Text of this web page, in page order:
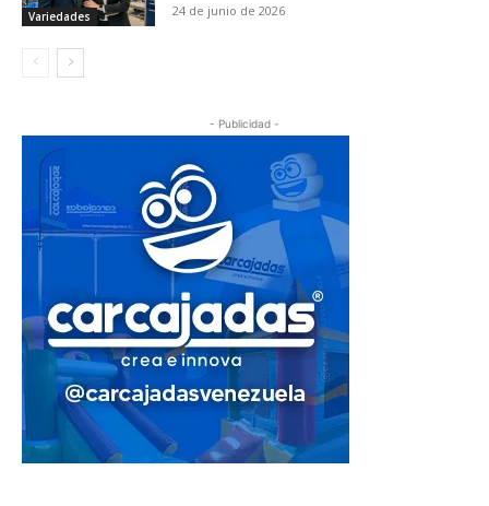
Variedades 24 de junio de 2026
- Publicidad -